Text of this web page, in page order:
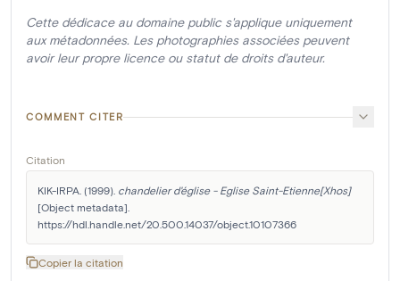
Cette dédicace au domaine public s'applique uniquement
aux métadonnées. Les photographies associées peuvent
avoir leur propre licence ou statut de droits d'auteur.
COMMENT CITER
Citation
KIK-IRPA. (1999). chandelier d'église - Eglise Saint-Etienne[Xhos]
[Object metadata].
https://hdl.handle.net/20.500.14037/object.10107366
Copier la citation